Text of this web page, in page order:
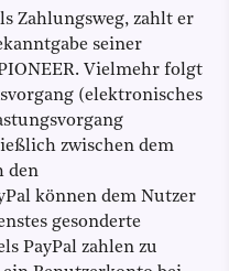
Zahlungsweg, zahlt er
seiner
Vielmehr folgt
(elektronisches
zwischen dem
den
können dem Nutzer
gesonderte
PayPal zahlen zu